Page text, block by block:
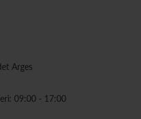
Arges
09:00 - 17:00